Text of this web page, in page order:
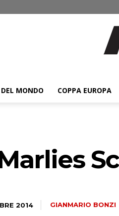
MONDO COPPA EUROPA
2014 GIANMARIO BONZI